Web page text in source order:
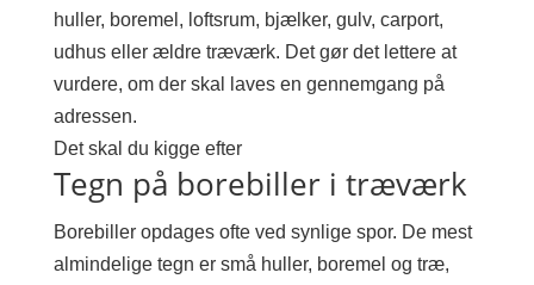
huller, boremel, loftsrum, bjælker, gulv, carport,
udhus eller ældre træværk. Det gør det lettere at
vurdere, om der skal laves en gennemgang på
adressen.
Det skal du kigge efter
Tegn på borebiller i træværk
Borebiller opdages ofte ved synlige spor. De mest
almindelige tegn er små huller, boremel og træ,